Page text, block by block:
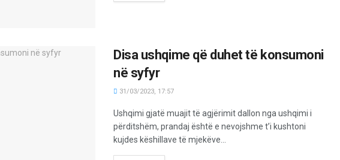
Disa ushqime që duhet të konsumoni
në syfyr
31/03/2023, 17:57
Ushqimi gjatë muajit të agjërimit dallon nga ushqimi i
përditshëm, prandaj është e nevojshme t’i kushtoni
kujdes këshillave të mjekëve...